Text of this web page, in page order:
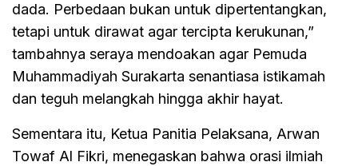
dada. Perbedaan bukan untuk dipertentangkan,
tetapi untuk dirawat agar tercipta kerukunan,”
tambahnya seraya mendoakan agar Pemuda
Muhammadiyah Surakarta senantiasa istikamah
dan teguh melangkah hingga akhir hayat.
Sementara itu, Ketua Panitia Pelaksana, Arwan
Towaf Al Fikri, menegaskan bahwa orasi ilmiah